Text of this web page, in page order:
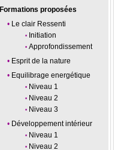
Formations proposées
Le clair Ressenti
Initiation
Approfondissement
Esprit de la nature
Equilibrage energétique
Niveau 1
Niveau 2
Niveau 3
Développement intérieur
Niveau 1
Niveau 2